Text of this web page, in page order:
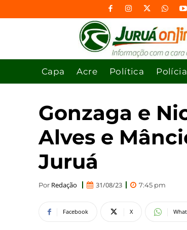
Capa Acre Política Polícia
Gonzaga e
Alves e
Juruá
Por Redação 31/08/23 7:45 pm
Facebook X